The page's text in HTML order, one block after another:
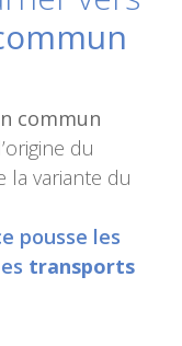
commun
du
la variante du
pousse les
transports